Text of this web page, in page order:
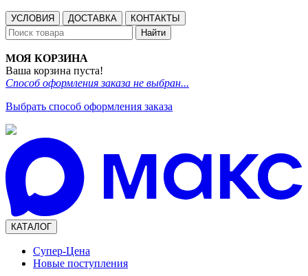
УСЛОВИЯ ДОСТАВКА
КОНТАКТЫ
Найти
МОЯ КОРЗИНА
Ваша корзина пуста!
Способ оформления заказа не выбран...
Выбрать способ оформления заказа
КАТАЛОГ
Супер-Цена
Новые поступления